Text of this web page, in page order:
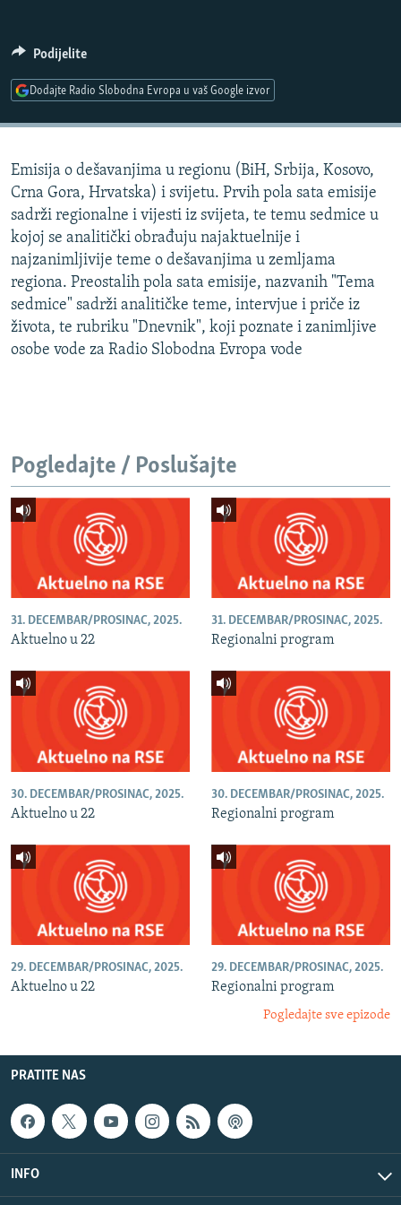
DNEVNO@RSE
SPECIJALI RSE
POPLAVE I KLIZIŠTA U BIH 2024.
TV LIBERTY
POST SCRIPTUM
MOJA EVROPA
TRI DECENIJE OD RATA U BIH
SVE KARTE DEJTONA
PRATITE NAS
Sve RFE/RL stranice
Podijelite
Dodajte Radio Slobodna Evropa u vaš Google izvor
Emisija o dešavanjima u regionu (BiH, Srbija, Kosovo,
Crna Gora, Hrvatska) i svijetu. Prvih pola sata emisije
sadrži regionalne i vijesti iz svijeta, te temu sedmice u
kojoj se analitički obrađuju najaktuelnije i
najzanimljivije teme o dešavanjima u zemljama
regiona. Preostalih pola sata emisije, nazvanih "Tema
sedmice" sadrži analitičke teme, intervjue i priče iz
života, te rubriku "Dnevnik", koji poznate i zanimljive
osobe vode za Radio Slobodna Evropa vode
Pogledajte / Poslušajte
31. DECEMBAR/PROSINAC, 2025.
Aktuelno u 22
31. DECEMBAR/PROSINAC, 2025.
Regionalni program
30. DECEMBAR/PROSINAC, 2025.
Aktuelno u 22
30. DECEMBAR/PROSINAC, 2025.
Regionalni program
29. DECEMBAR/PROSINAC, 2025.
Aktuelno u 22
29. DECEMBAR/PROSINAC, 2025.
Regionalni program
Pogledajte sve epizode
PRATITE NAS
INFO